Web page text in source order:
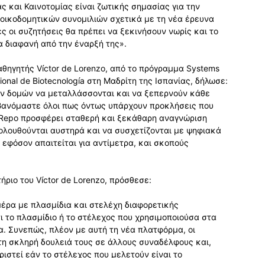
Καινοτομίας είναι ζωτικής σημασίας για την
συνομιλιών σχετικά με τη νέα έρευνα
συζητήσεις θα πρέπει να ξεκινήσουν νωρίς και το
διαφανή από την έναρξή της».
Víctor de Lorenzo, από το πρόγραμμα Systems
de Biotecnología στη Μαδρίτη της Ισπανίας, δήλωσε:
να μεταλλάσσονται και να ξεπερνούν κάθε
όλοι πως όντως υπάρχουν προκλήσεις που
προσφέρει σταθερή και ξεκάθαρη αναγνώριση
αυστηρά και να συσχετίζονται με ψηφιακά
απαιτείται για αντίμετρα, και σκοπούς
του Víctor de Lorenzo, πρόσθεσε:
με πλασμίδια και στελέχη διαφορετικής
πλασμίδιο ή το στέλεχος που χρησιμοποιούσα στα
Συνεπώς, πλέον με αυτή τη νέα πλατφόρμα, οι
σκληρή δουλειά τους σε άλλους συναδέλφους και,
εάν το στέλεχος που μελετούν είναι το